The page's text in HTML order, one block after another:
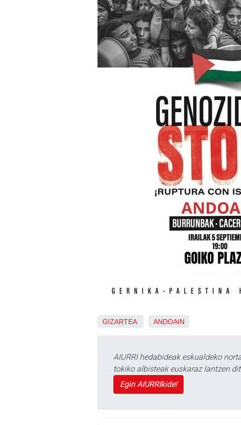
GIZARTEA ANDOAIN
AIURRI hedabideak eskualdeko
tokiko albisteak euskaraz lantzen
Egin AIURRIkide!